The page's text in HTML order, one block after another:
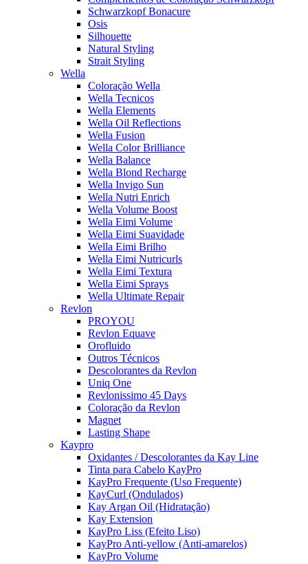
Schwarzkopf Bonacure
Osis
Silhouette
Natural Styling
Strait Styling
Wella
Coloração Wella
Wella Tecnicos
Wella Elements
Wella Oil Reflections
Wella Fusion
Wella Color Brilliance
Wella Balance
Wella Blond Recharge
Wella Invigo Sun
Wella Nutri Enrich
Wella Volume Boost
Wella Eimi Volume
Wella Eimi Suavidade
Wella Eimi Brilho
Wella Eimi Nutricurls
Wella Eimi Textura
Wella Eimi Sprays
Wella Ultimate Repair
Revlon
PROYOU
Revlon Equave
Orofluido
Outros Técnicos
Descolorantes da Revlon
Uniq One
Revlonissimo 45 Days
Coloração da Revlon
Magnet
Lasting Shape
Kaypro
Oxidantes / Descolorantes da Kay Line
Tinta para Cabelo KayPro
KayPro Frequente (Uso Frequente)
KayCurl (Ondulados)
Kay Argan Oil (Hidratação)
Kay Extension
KayPro Liss (Efeito Liso)
KayPro Anti-yellow (Anti-amarelos)
KayPro Volume